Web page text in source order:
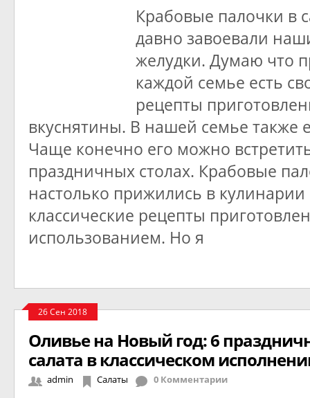
Крабовые палочки в
давно завоевали
желудки. Думаю что
каждой семье есть
рецепты
вкуснятины. В нашей семье также
Чаще конечно его можно
праздничных столах. Крабовые
настолько прижились в
классические рецепты
использованием. Но я
26 Сен 2018
Оливье на Новый год: 6
салата в классическом
admin Салаты 0 Комментарии